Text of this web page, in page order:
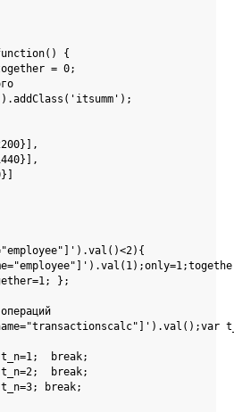
{
= 0;
};
break;
break;
break;